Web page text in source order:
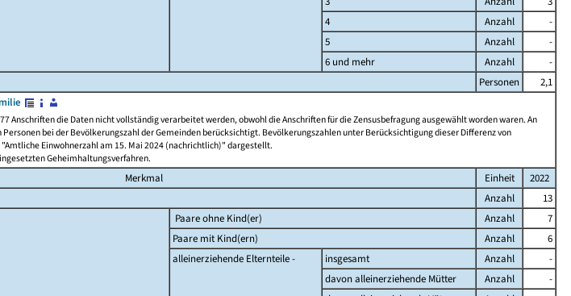
4
Anzahl
-
5
Anzahl
-
6 und mehr
Anzahl
-
Personen
2,1
Anschriften die Daten nicht vollständig verarbeitet werden, obwohl die Anschriften für die Zensusbefragung ausgewählt worden waren. An
bei der Bevölkerungszahl der Gemeinden berücksichtigt. Bevölkerungszahlen unter Berücksichtigung dieser Differenz von
Einwohnerzahl am 15. Mai 2024 (nachrichtlich)" dargestellt.
Geheimhaltungsverfahren.
Merkmal Einheit
2022
Anzahl
13
Paare ohne Kind(er) Anzahl
7
Paare mit Kind(ern)
Anzahl
6
alleinerziehende Elternteile -
insgesamt Anzahl
-
davon alleinerziehende Mütter
Anzahl
-